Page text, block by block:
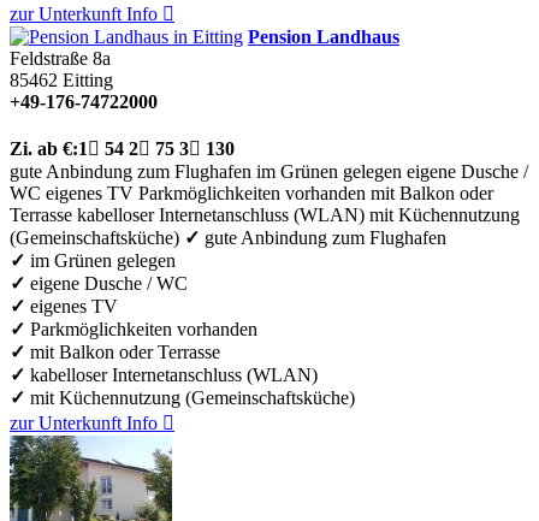
zur Unterkunft Info 
Pension Landhaus
Feldstraße 8a
85462 Eitting
+49-176-74722000
Zi. ab €:1  54 2 75 3 130
gute Anbindung zum Flughafen im Grünen gelegen eigene Dusche /
WC eigenes TV Parkmöglichkeiten vorhanden mit Balkon oder
Terrasse kabelloser Internetanschluss (WLAN) mit Küchennutzung
(Gemeinschaftsküche) ✓ gute Anbindung zum Flughafen
✓ im Grünen gelegen
✓ eigene Dusche / WC
✓ eigenes TV
✓ Parkmöglichkeiten vorhanden
✓ mit Balkon oder Terrasse
✓ kabelloser Internetanschluss (WLAN)
✓ mit Küchennutzung (Gemeinschaftsküche)
zur Unterkunft Info 